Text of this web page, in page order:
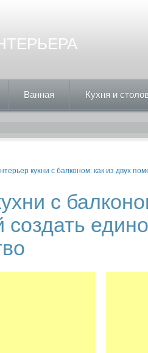
Ванная Кухня и
кухни с балконом: как из двух
с